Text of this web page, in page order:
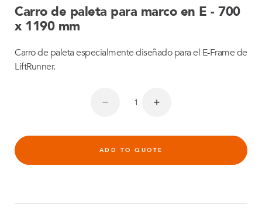
Carro de paleta para marco en E - 700
x 1190 mm
Carro de paleta especialmente diseñado para el E-Frame de
LiftRunner.
ADD TO QUOTE